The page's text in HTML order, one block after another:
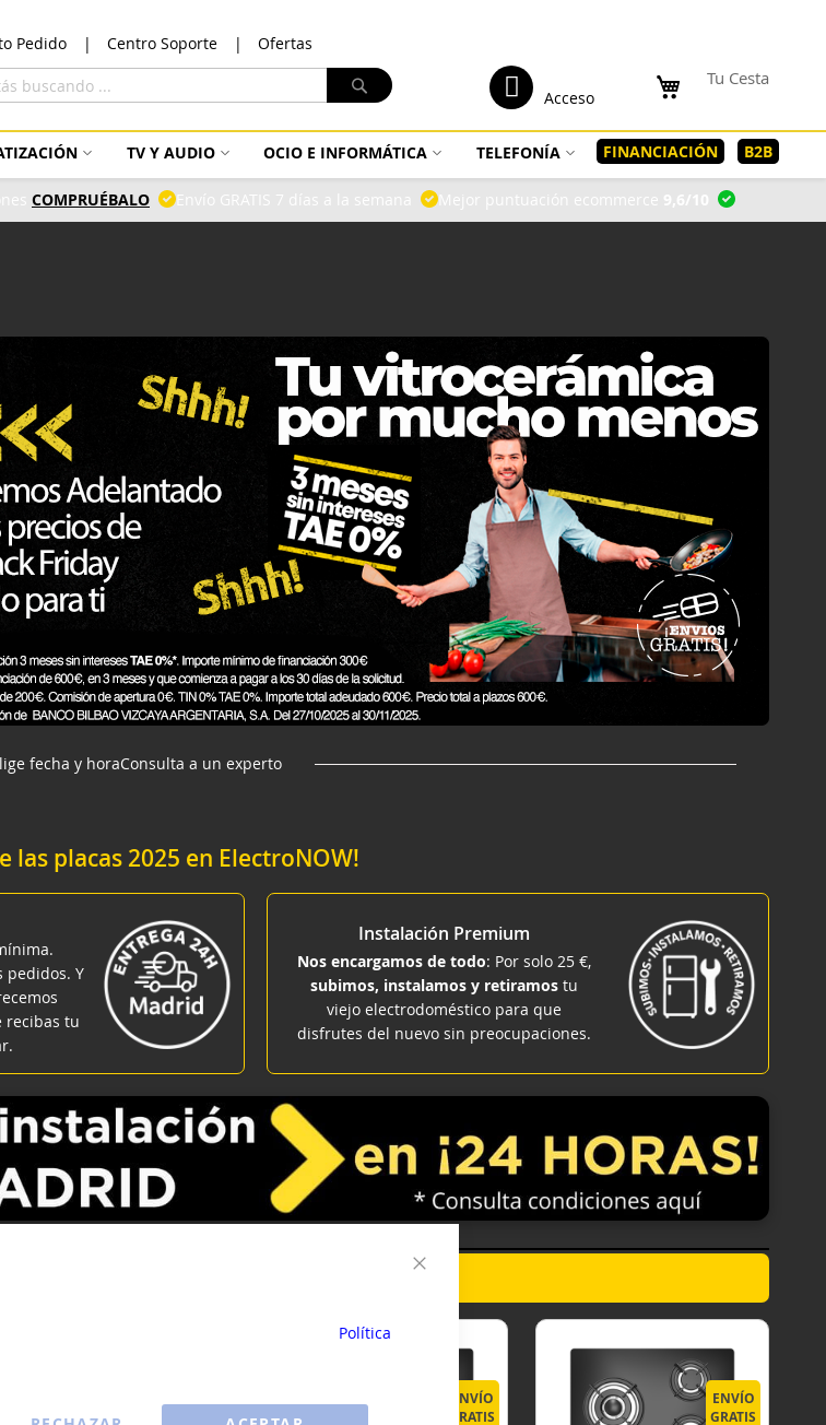
Política
Pedido Centro Soporte Ofertas
contenido
Tu Cesta
Acceso
Buscar
TV Y AUDIO OCIO E INFORMÁTICA TELEFONÍA FINANCIACIÓN B2B
COMPRUÉBALO Envío GRATIS 7 días a la semana Mejor puntuación ecommerce 9,6/10
fecha y horaConsulta a un experto
las placas 2025 en ElectroNOW!
Y
recibas tu
Instalación Premium
Nos encargamos de todo: Por solo 25 €,
subimos, instalamos y retiramostu
viejo electrodoméstico para que
disfrutes del nuevo sin preocupaciones.
GRATIS
ENVÍO
GRATIS
ENVÍO
GRATIS